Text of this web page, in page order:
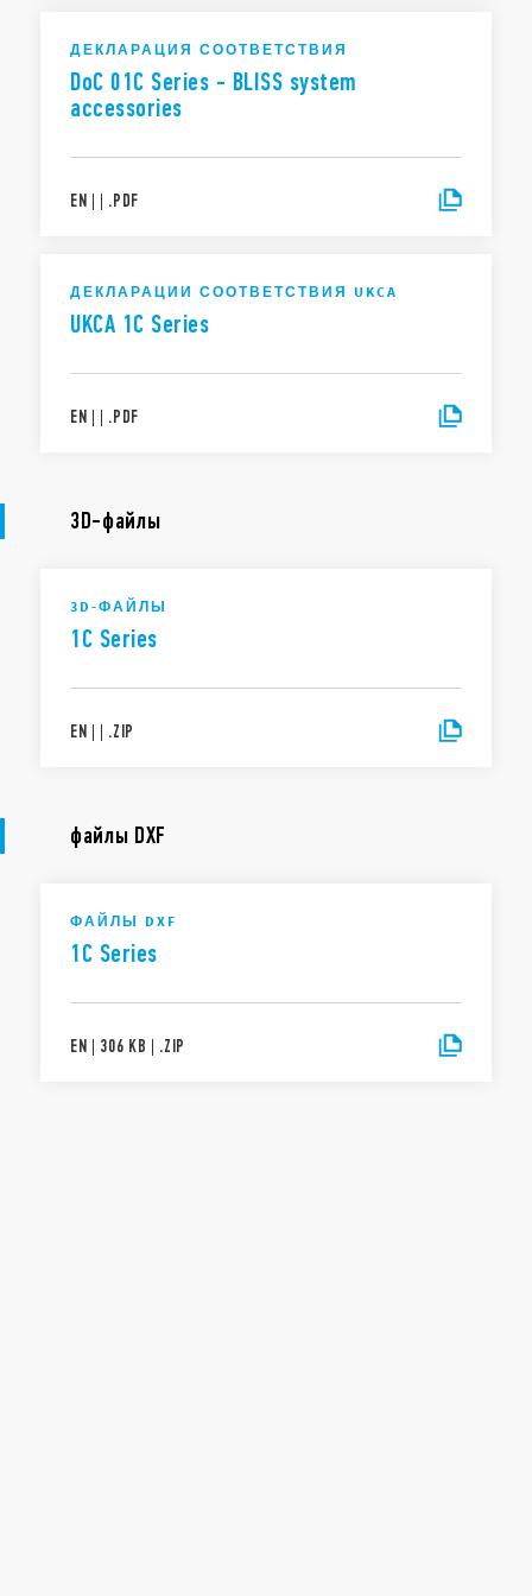
ДЕКЛАРАЦИЯ СООТВЕТСТВИЯ
DoC 01C Series - BLISS system
accessories
EN | | .PDF
ДЕКЛАРАЦИИ СООТВЕТСТВИЯ UKCA
UKCA 1C Series
EN | | .PDF
3D-файлы
3D-ФАЙЛЫ
1C Series
EN | | .ZIP
файлы DXF
ФАЙЛЫ DXF
1C Series
EN | 306 KB | .ZIP